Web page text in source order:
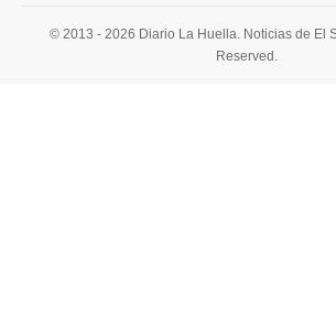
© 2013 - 2026 Diario La Huella. Noticias de El
Reserved.